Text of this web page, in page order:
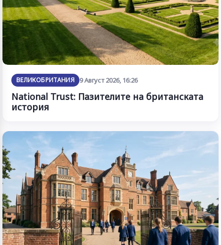
ВЕЛИКОБРИТАНИЯ 9 Август 2026, 16:26
National Trust: Пазителите на британската
история